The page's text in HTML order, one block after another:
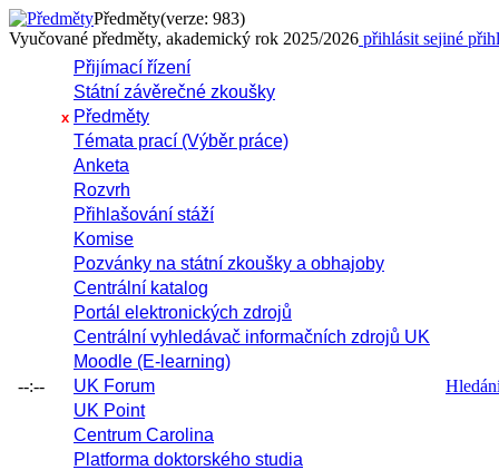
Předměty(verze: 983)
Vyučované předměty, akademický rok 2025/2026 přihlásit sejiné
--:--
Přijímací řízení
Státní závěrečné zkoušky
x Předměty
Témata prací (Výběr práce)
Anketa
Rozvrh
Přihlašování stáží
Komise
Pozvánky na státní zkoušky a obhajoby
Centrální katalog
Portál elektronických zdrojů
Centrální vyhledávač informačních zdrojů UK
Moodle (E-learning)
UK Forum
UK Point
Centrum Carolina
Platforma doktorského studia